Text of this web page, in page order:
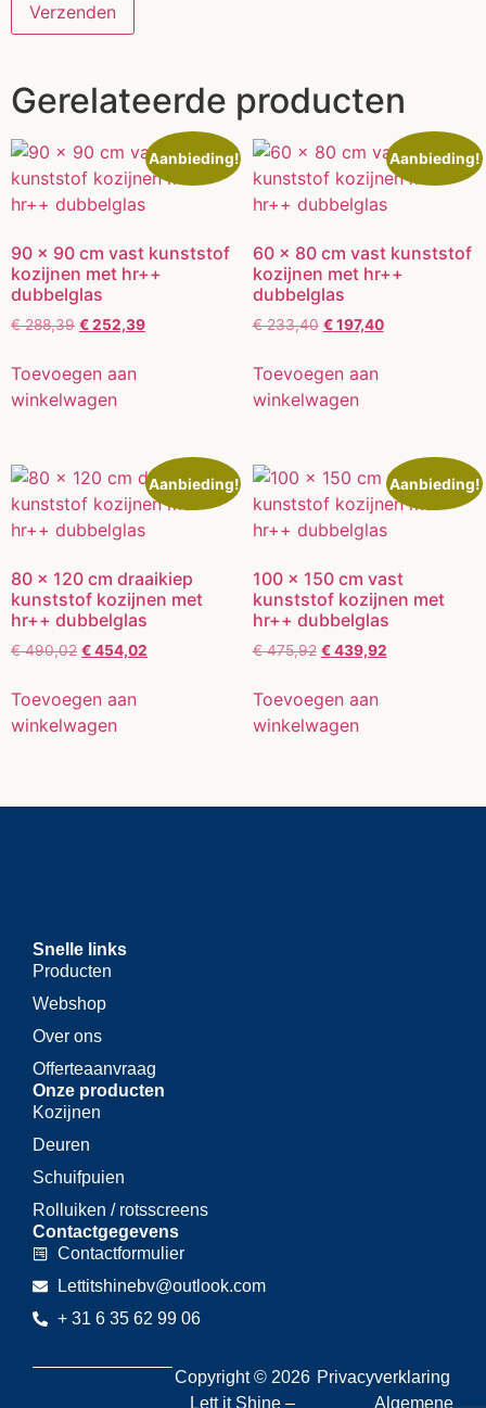
Gerelateerde producten
Aanbieding!
90 x 90 cm vast kunststof
kozijnen met hr++
dubbelglas
€288,39 €252,39
Toevoegen aan
winkelwagen
Aanbieding!
60 x 80 cm vast kunststof
kozijnen met hr++
dubbelglas
€233,40 €197,40
Toevoegen aan
winkelwagen
Aanbieding!
80 x 120 cm draaikiep
kunststof kozijnen met
hr++ dubbelglas
€490,02 €454,02
Toevoegen aan
winkelwagen
Aanbieding!
100 x 150 cm vast
kunststof kozijnen met
hr++ dubbelglas
€475,92 €439,92
Toevoegen aan
winkelwagen
Snelle links
Producten
Webshop
Over ons
Offerteaanvraag
Onze producten
Kozijnen
Deuren
Schuifpuien
Rolluiken / rotsscreens
Contactgegevens
Contactformulier
Lettitshinebv@outlook.com
+ 31 6 35 62 99 06
Copyright © 2026
Lett it Shine –
Privacyverklaring
Algemene